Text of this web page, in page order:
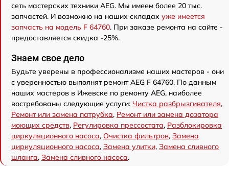
сеть мастерских техники AEG. Мы имеем более 20 тыс.
запчастей. И возможно на наших складах уже имеется
запчасть на модель F 64760. При заказе ремонта на сайте -
предоставляется скидка -25%.
Знаем свое дело
Будьте уверены в профессионализме наших мастеров - они
с уверенностью выполнят ремонт AEG F 64760. По данным
наших мастеров в Ижевске по ремонту AEG, наиболее
востребованы следующие услуги: Чистка разбрызгивателя,
Ремонт или замена патрубка, Ремонт или замена дозатора
моющих средств, Регулировка прессостата, Разблокировка
циркуляционного насоса, Очистка фильтров, Замена
циркуляционного насоса, Замена улитки, Замена сливного
шланга, Замена сливного насоса.